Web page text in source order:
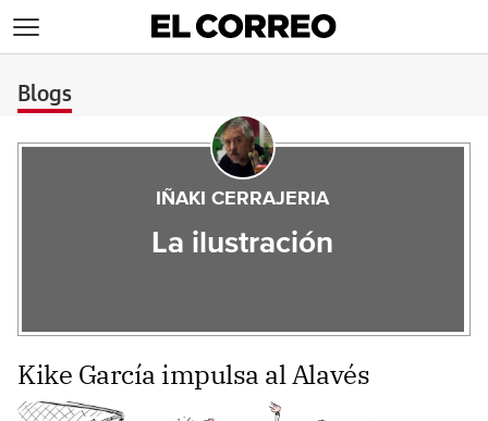
Blogs
IÑAKI CERRAJERIA
La ilustración
Kike García impulsa al Alavés